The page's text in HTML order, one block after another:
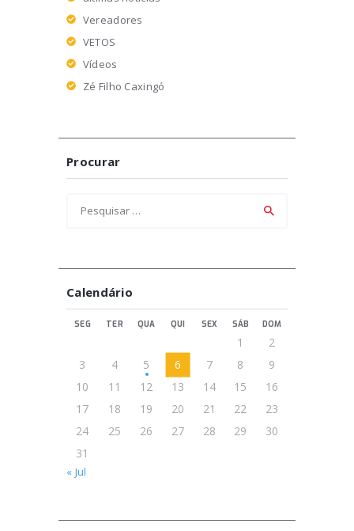
Vereadores
VETOS
Vídeos
Zé Filho Caxingó
Procurar
por:
Calendário
SEG TER QUA QUI SEX SÁB DOM
1
2
3
4 5 6 7 8
9
10
11 12 13 14 15
16
17
18 19 20 21 22
23
24
25 26 27 28 29
30
31
« Jul